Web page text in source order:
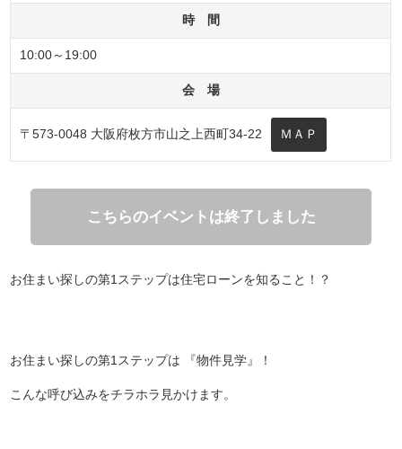
時 間
10:00～19:00
会 場
〒573-0048 大阪府枚方市山之上西町34-22 ＭＡＰ
こちらのイベントは終了しました
お住まい探しの第1ステップは住宅ローンを知ること！？
お住まい探しの第1ステップは 『物件見学』！
こんな呼び込みをチラホラ見かけます。